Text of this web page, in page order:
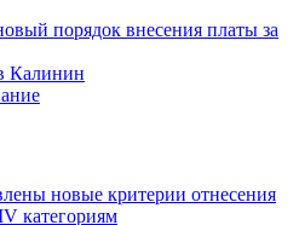
порядок внесения платы за
Калинин